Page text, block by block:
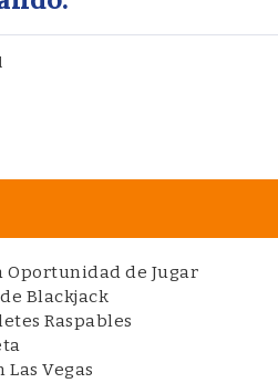
Oportunidad de Jugar
Blackjack
Raspables
Las Vegas